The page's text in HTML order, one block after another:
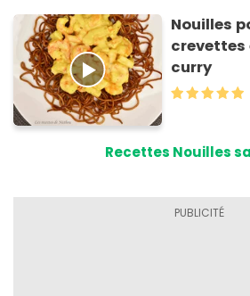
Nouilles
crevettes
curry
Recettes Nouilles